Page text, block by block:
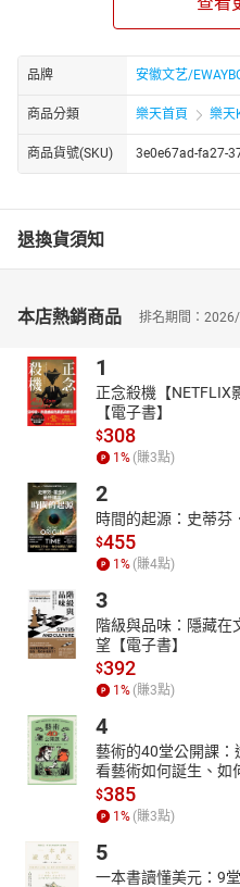
教授与博士生导师，在学界声誉
部，发表论文 200 余篇。他长
其在明清小说、明代诗学等方向
品牌 安徽文艺/
商品分類 樂天首頁 樂天
商品貨號(SKU) 3e0e67ad-fa27-
退換貨須知
本店熱銷商品 排名期間：
1
正念殺機【NETFLIX
【電子書】
$308
1 % (賺3點)
2
時間的起源：史蒂芬
$455
1 % (賺4點)
3
階級與品味：隱藏在
望【電子書】
$392
1 % (賺3點)
4
藝術的40堂公開課：
看藝術如何誕生、如
$385
1 % (賺3點)
5
一本書讀懂美元：9